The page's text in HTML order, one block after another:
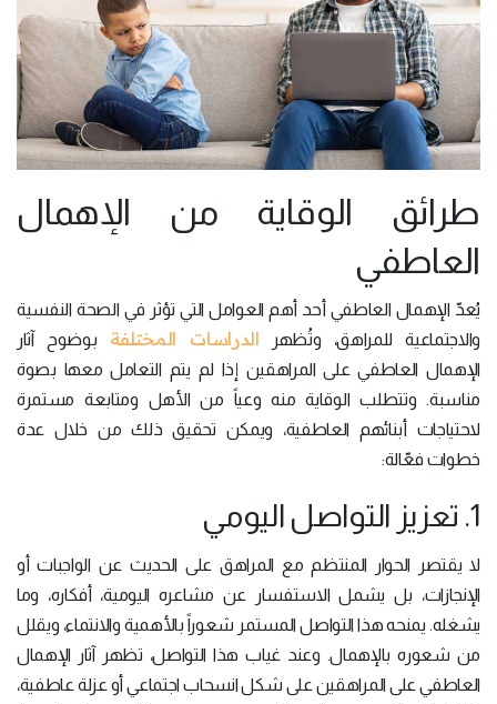
طرائق الوقاية من الإهمال
العاطفي
يُعدّ الإهمال العاطفي أحد أهم العوامل التي تؤثر في الصحة النفسية
والاجتماعية للمراهق، وتُظهر الدراسات المختلفة بوضوح آثار
الإهمال العاطفي على المراهقين إذا لم يتم التعامل معها بصوة
مناسبة. وتتطلب الوقاية منه وعياً من الأهل ومتابعة مستمرة
لاحتياجات أبنائهم العاطفية، ويمكن تحقيق ذلك من خلال عدة
خطوات فعّالة:
1. تعزيز التواصل اليومي
لا يقتصر الحوار المنتظم مع المراهق على الحديث عن الواجبات أو
الإنجازات، بل يشمل الاستفسار عن مشاعره اليومية، أفكاره، وما
يشغله. يمنحه هذا التواصل المستمر شعوراً بالأهمية والانتماء، ويقلل
من شعوره بالإهمال. وعند غياب هذا التواصل، تظهر آثار الإهمال
العاطفي على المراهقين على شكل انسحاب اجتماعي أو عزلة عاطفية،